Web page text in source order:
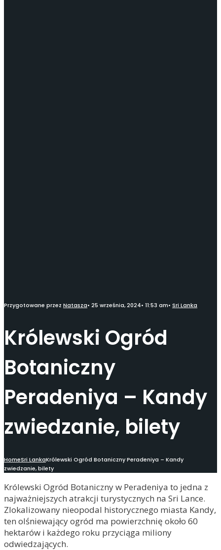
Przygotowane przez Natasza• 25 września, 2024• 11:53 am• Sri Lanka
Królewski Ogród
Botaniczny
Peradeniya – Kandy
zwiedzanie, bilety
HomeSri LankaKrólewski Ogród Botaniczny Peradeniya – Kandy
zwiedzanie, bilety
Królewski Ogród Botaniczny w Peradeniya to jedna z
najważniejszych atrakcji turystycznych na Sri Lance.
Zlokalizowany nieopodal historycznego miasta Kandy,
ten olśniewający ogród ma powierzchnię około 60
hektarów i każdego roku przyciąga miliony
odwiedzających.